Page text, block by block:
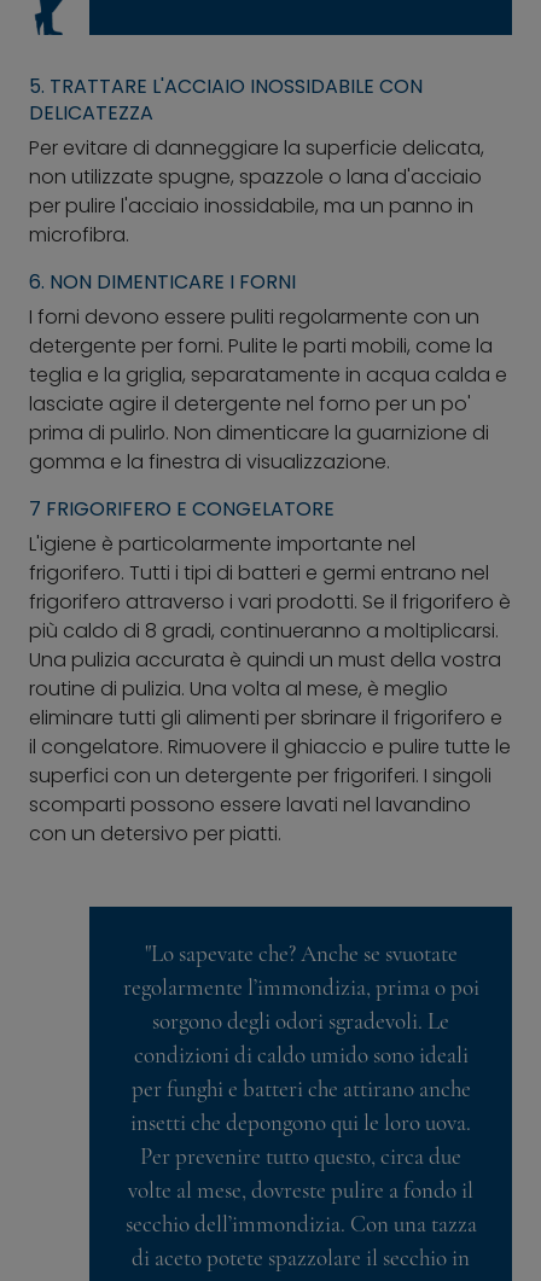
5. TRATTARE L'ACCIAIO INOSSIDABILE CON
DELICATEZZA
Per evitare di danneggiare la superficie delicata,
non utilizzate spugne, spazzole o lana d'acciaio
per pulire l'acciaio inossidabile, ma un panno in
microfibra.
6. NON DIMENTICARE I FORNI
I forni devono essere puliti regolarmente con un
detergente per forni. Pulite le parti mobili, come la
teglia e la griglia, separatamente in acqua calda e
lasciate agire il detergente nel forno per un po'
prima di pulirlo. Non dimenticare la guarnizione di
gomma e la finestra di visualizzazione.
7 FRIGORIFERO E CONGELATORE
L'igiene è particolarmente importante nel
frigorifero. Tutti i tipi di batteri e germi entrano nel
frigorifero attraverso i vari prodotti. Se il frigorifero è
più caldo di 8 gradi, continueranno a moltiplicarsi.
Una pulizia accurata è quindi un must della vostra
routine di pulizia. Una volta al mese, è meglio
eliminare tutti gli alimenti per sbrinare il frigorifero e
il congelatore. Rimuovere il ghiaccio e pulire tutte le
superfici con un detergente per frigoriferi. I singoli
scomparti possono essere lavati nel lavandino
con un detersivo per piatti.
"Lo sapevate che? Anche se svuotate
regolarmente l’immondizia, prima o poi
sorgono degli odori sgradevoli. Le
condizioni di caldo umido sono ideali
per funghi e batteri che attirano anche
insetti che depongono qui le loro uova.
Per prevenire tutto questo, circa due
volte al mese, dovreste pulire a fondo il
secchio dell’immondizia. Con una tazza
di aceto potete spazzolare il secchio in